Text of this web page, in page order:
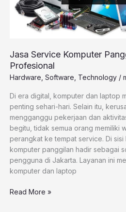
Jasa Service Komputer
Profesional
Hardware Software Technology /
Di era digital, komputer dan laptop
penting sehari-hari. Selain itu,
mengganggu pekerjaan dan
begitu, tidak semua orang memiliki
perangkat ke tempat service. Di sisi
komputer panggilan hadir sebagai
pengguna di Jakarta. Layanan ini
komputer dan laptop
Read More »